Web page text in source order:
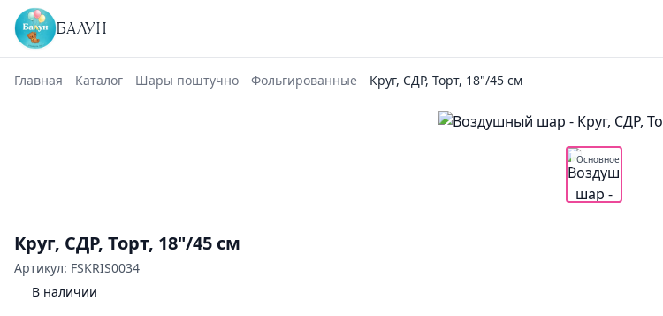
БАЛУН
Главная Каталог Шары поштучно Фольгированные Круг, СДР, Торт, 18"/45 см
Основное
Круг, СДР, Торт, 18"/45 см
Артикул: FSKRIS0034
В наличии